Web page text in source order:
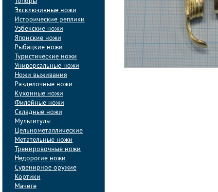
Эксклюзивные ножи
Исторические реплики
Узбекские ножи
Японские ножи
Рыбацкие ножи
Туристические ножи
Универсальные ножи
Ножи выживания
Разделочные ножи
Кухонные ножи
Филейные ножи
Складные ножи
Мультитулы
Цельнометаллические
Метательные ножи
Тренировочные ножи
Недорогие ножи
Сувенирное оружие
Кортики
Мачете